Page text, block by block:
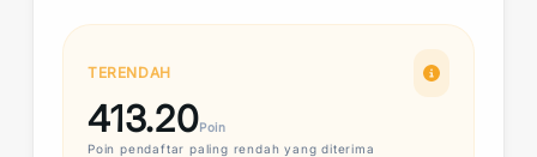
TERENDAH
413.20Poin
Poin pendaftar paling rendah yang diterima